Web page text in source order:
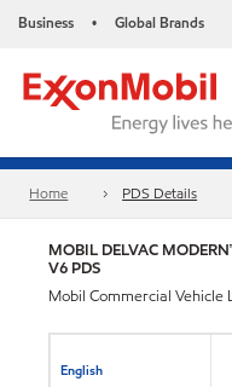
Business • Global Brands
Home PDS Details
MOBIL DELVAC
V6 PDS
Mobil Commercial Vehicle
English